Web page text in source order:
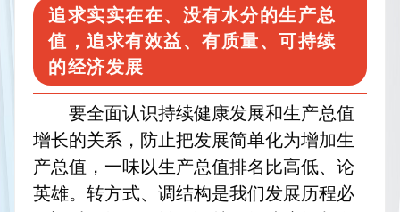
追求实实在在、没有水分的生产总
值，追求有效益、有质量、可持续
的经济发展
要全面认识持续健康发展和生产总值
增长的关系，防止把发展简单化为增加生
产总值，一味以生产总值排名比高低、论
英雄。转方式、调结构是我们发展历程必